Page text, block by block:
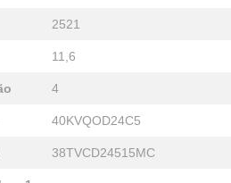
2521
11,6
4
40KVQOD24C5
38TVCD24515MC